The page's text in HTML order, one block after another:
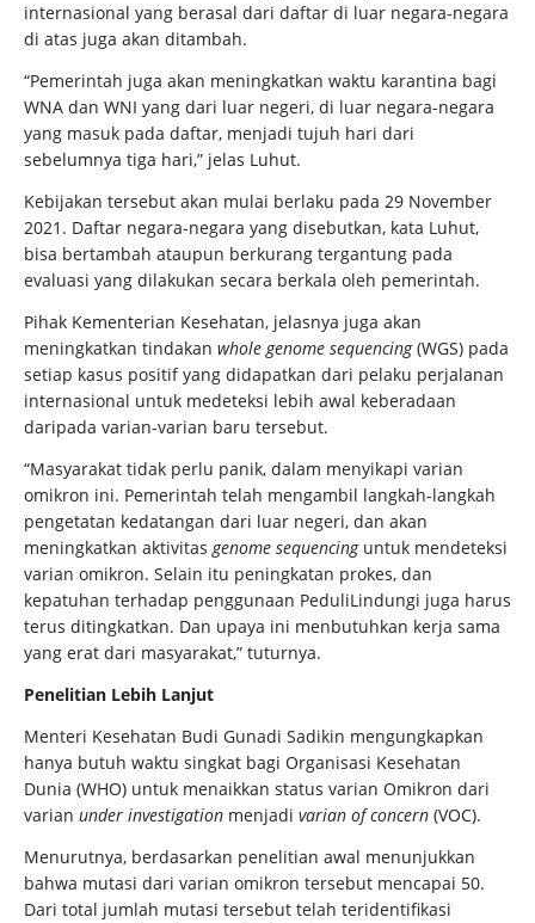
internasional yang berasal dari daftar di luar negara-negara
di atas juga akan ditambah.
“Pemerintah juga akan meningkatkan waktu karantina bagi
WNA dan WNI yang dari luar negeri, di luar negara-negara
yang masuk pada daftar, menjadi tujuh hari dari
sebelumnya tiga hari,” jelas Luhut.
Kebijakan tersebut akan mulai berlaku pada 29 November
2021. Daftar negara-negara yang disebutkan, kata Luhut,
bisa bertambah ataupun berkurang tergantung pada
evaluasi yang dilakukan secara berkala oleh pemerintah.
Pihak Kementerian Kesehatan, jelasnya juga akan
meningkatkan tindakan whole genome sequencing(WGS) pada
setiap kasus positif yang didapatkan dari pelaku perjalanan
internasional untuk medeteksi lebih awal keberadaan
daripada varian-varian baru tersebut.
“Masyarakat tidak perlu panik, dalam menyikapi varian
omikron ini. Pemerintah telah mengambil langkah-langkah
pengetatan kedatangan dari luar negeri, dan akan
meningkatkan aktivitasgenome sequencinguntuk mendeteksi
varian omikron. Selain itu peningkatan prokes, dan
kepatuhan terhadap penggunaan PeduliLindungi juga harus
terus ditingkatkan. Dan upaya ini menbutuhkan kerja sama
yang erat dari masyarakat,” tuturnya.
Penelitian Lebih Lanjut
Menteri Kesehatan Budi Gunadi Sadikin mengungkapkan
hanya butuh waktu singkat bagi Organisasi Kesehatan
Dunia (WHO) untuk menaikkan status varian Omikron dari
varian under investigation menjadi varian of concern (VOC).
Menurutnya, berdasarkan penelitian awal menunjukkan
bahwa mutasi dari varian omikron tersebut mencapai 50.
Dari total jumlah mutasi tersebut telah teridentifikasi